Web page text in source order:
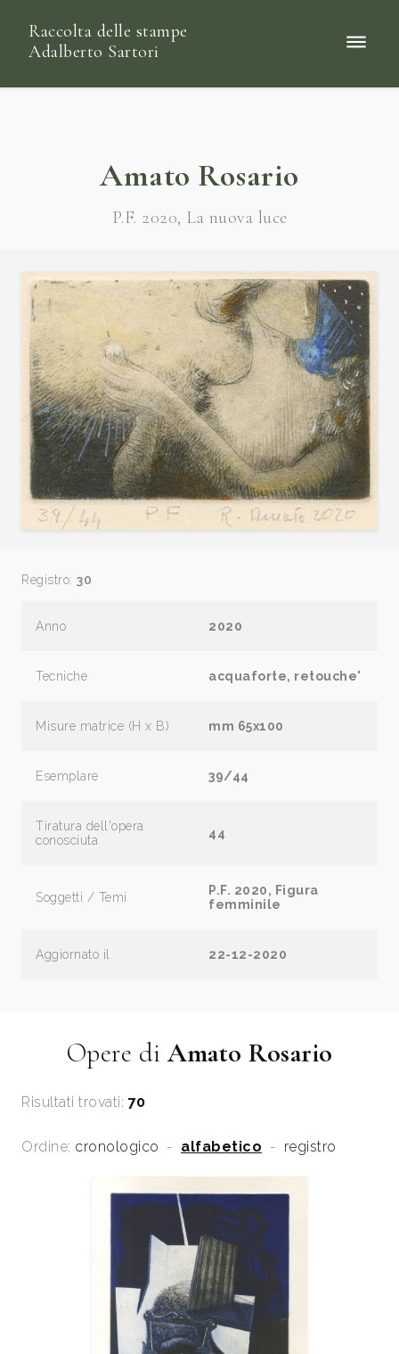
Raccolta delle stampe
Adalberto Sartori
Amato Rosario
P.F. 2020, La nuova luce
Registro: 30
Anno 2020
Tecniche acquaforte, retouche'
Misure matrice (H x B) mm 65x100
Esemplare 39/44
Tiratura dell'opera
conosciuta
44
Soggetti / Temi
P.F. 2020, Figura
femminile
Aggiornato il 22-12-2020
Opere diAmato Rosario
Risultati trovati: 70
Ordine: cronologico - alfabetico - registro